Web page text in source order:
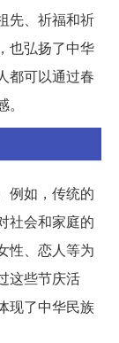
先、祈福和祈
也弘扬了中华
都可以通过春
例如，传统的
社会和家庭的
性、恋人等为
这些节庆活
现了中华民族